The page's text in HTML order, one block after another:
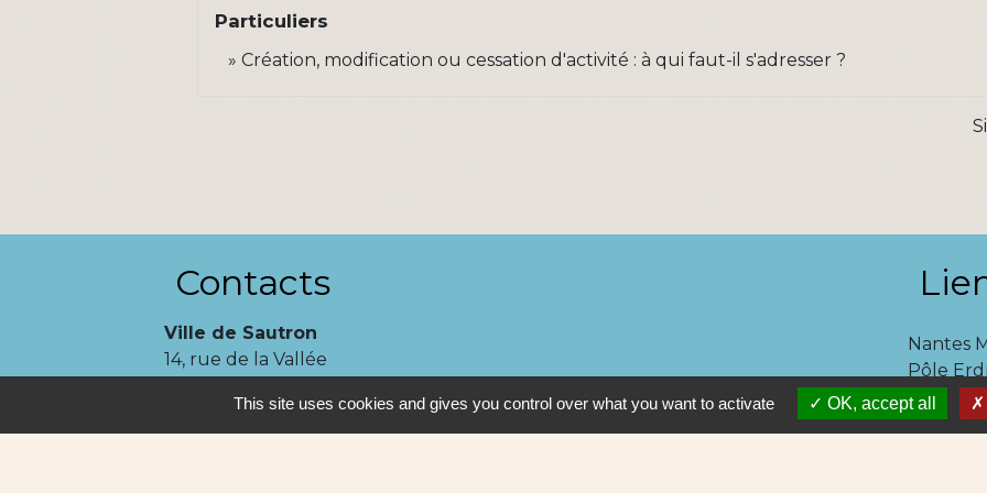
Particuliers
Création, modification ou cessation d'activité : à qui faut-il s'adresser ?
Contacts
Ville de Sautron
14, rue de la Vallée
+33 2 51 77 86 86
Nantes
Pôle
En
NAOLIB
This site uses cookies and gives you control over what you want to activate OK, accept all